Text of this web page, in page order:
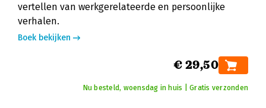
vertellen van werkgerelateerde en persoonlijke
verhalen.
Boek bekijken
€ 29,50
Nu besteld, woensdag in huis | Gratis verzonden